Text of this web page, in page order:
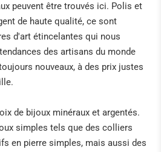
peuvent être trouvés ici. Polis et
de haute qualité, ce sont
d'art étincelantes qui nous
des artisans du monde
nouveaux, à des prix justes
de bijoux minéraux et argentés.
simples tels que des colliers
en pierre simples, mais aussi des